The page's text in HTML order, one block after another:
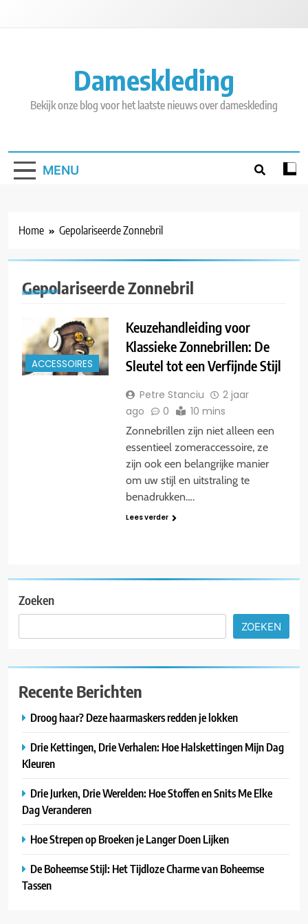
Dameskleding
Bekijk onze blog voor het laatste nieuws over dameskleding
MENU
Home Gepolariseerde Zonnebril
Gepolariseerde Zonnebril
ACCESSOIRES
Keuzehandleiding voor
Klassieke Zonnebrillen: De
Sleutel tot een Verfijnde Stijl
Petre Stanciu
2 jaar
ago
0 10 mins
Zonnebrillen zijn niet alleen een
essentieel zomeraccessoire, ze
zijn ook een belangrijke manier
om uw stijl en uitstraling te
benadrukken….
Lees verder
Zoeken
ZOEKEN
Recente Berichten
Droog haar? Deze haarmaskers redden je lokken
Drie Kettingen, Drie Verhalen: Hoe Halskettingen Mijn Dag
Kleuren
Drie Jurken, Drie Werelden: Hoe Stoffen en Snits Me Elke
Dag Veranderen
Hoe Strepen op Broeken je Langer Doen Lijken
De Boheemse Stijl: Het Tijdloze Charme van Boheemse
Tassen